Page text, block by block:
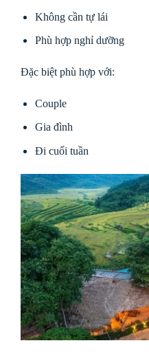
Không cần tự lái
Phù hợp nghỉ dưỡng
Đặc biệt phù hợp với:
Couple
Gia đình
Đi cuối tuần